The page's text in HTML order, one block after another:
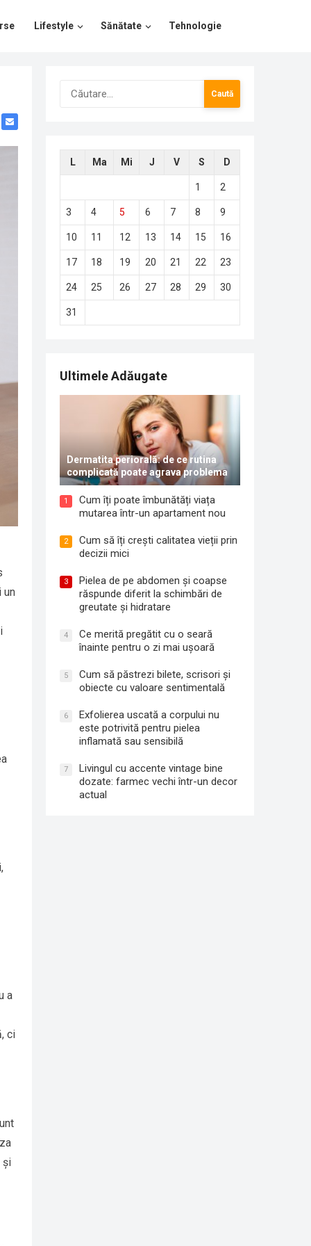
Lifestyle Sănătate Tehnologie
un
a
ci
și
Caută
după:
L Ma Mi J V S D
1 2
3 4 5 6 7 8 9
10 11 12 13 14 15 16
17 18 19 20 21 22 23
24 25 26 27 28 29 30
31
Ultimele Adăugate
Dermatita periorală: de ce rutina
complicată poate agrava problema
1
Cum îți poate îmbunătăți viața
mutarea într-un apartament nou
2
Cum să îți crești calitatea vieții prin
decizii mici
3
Pielea de pe abdomen și coapse
răspunde diferit la schimbări de
greutate și hidratare
4
Ce merită pregătit cu o seară
înainte pentru o zi mai ușoară
5
Cum să păstrezi bilete, scrisori și
obiecte cu valoare sentimentală
6
Exfolierea uscată a corpului nu
este potrivită pentru pielea
inflamată sau sensibilă
7
Livingul cu accente vintage bine
dozate: farmec vechi într-un decor
actual